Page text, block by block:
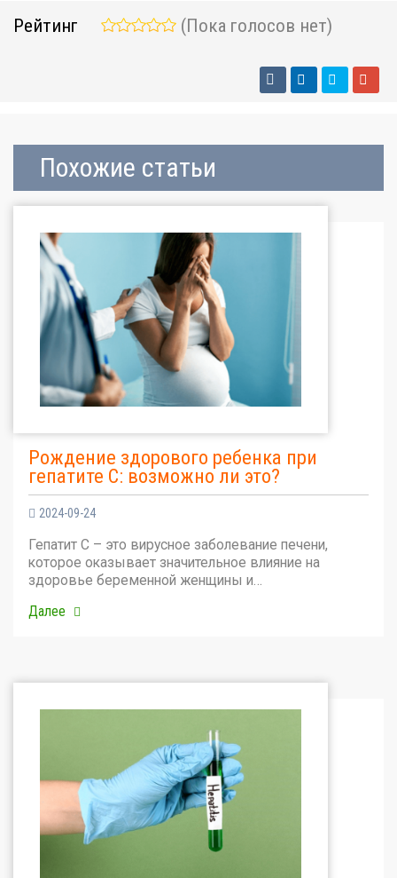
Рейтинг (Пока голосов нет)
Похожие статьи
Рождение здорового ребенка при
гепатите С: возможно ли это?
2024-09-24
Гепатит С – это вирусное заболевание печени,
которое оказывает значительное влияние на
здоровье беременной женщины и…
Далее